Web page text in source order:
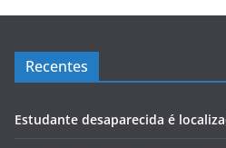
Recentes
Estudante desaparecida é